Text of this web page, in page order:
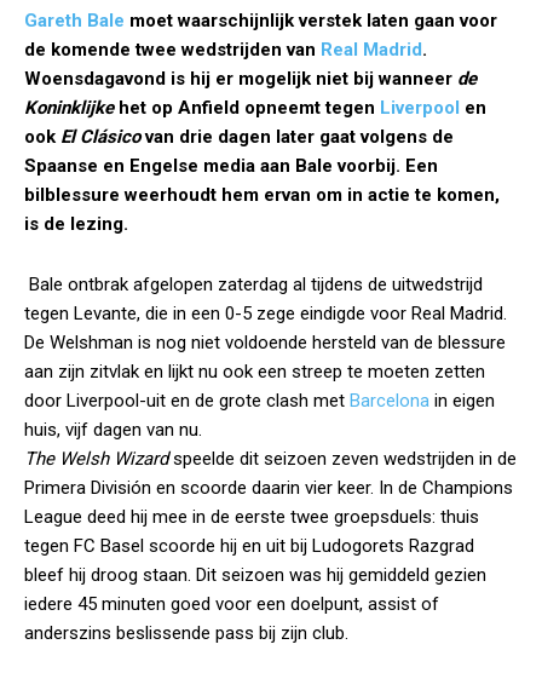
Gareth Bale moet waarschijnlijk verstek laten gaan voor
de komende twee wedstrijden van Real Madrid.
Woensdagavond is hij er mogelijk niet bij wanneer de
Koninklijkehet op Anfield opneemt tegen Liverpool en
ook El Clásicovan drie dagen later gaat volgens de
Spaanse en Engelse media aan Bale voorbij. Een
bilblessure weerhoudt hem ervan om in actie te komen,
is de lezing.
Bale ontbrak afgelopen zaterdag al tijdens de uitwedstrijd
tegen Levante, die in een 0-5 zege eindigde voor Real Madrid.
De Welshman is nog niet voldoende hersteld van de blessure
aan zijn zitvlak en lijkt nu ook een streep te moeten zetten
door Liverpool-uit en de grote clash met Barcelona in eigen
huis, vijf dagen van nu.
The Welsh Wizardspeelde dit seizoen zeven wedstrijden in de
Primera División en scoorde daarin vier keer. In de Champions
League deed hij mee in de eerste twee groepsduels: thuis
tegen FC Basel scoorde hij en uit bij Ludogorets Razgrad
bleef hij droog staan. Dit seizoen was hij gemiddeld gezien
iedere 45 minuten goed voor een doelpunt, assist of
anderszins beslissende pass bij zijn club.